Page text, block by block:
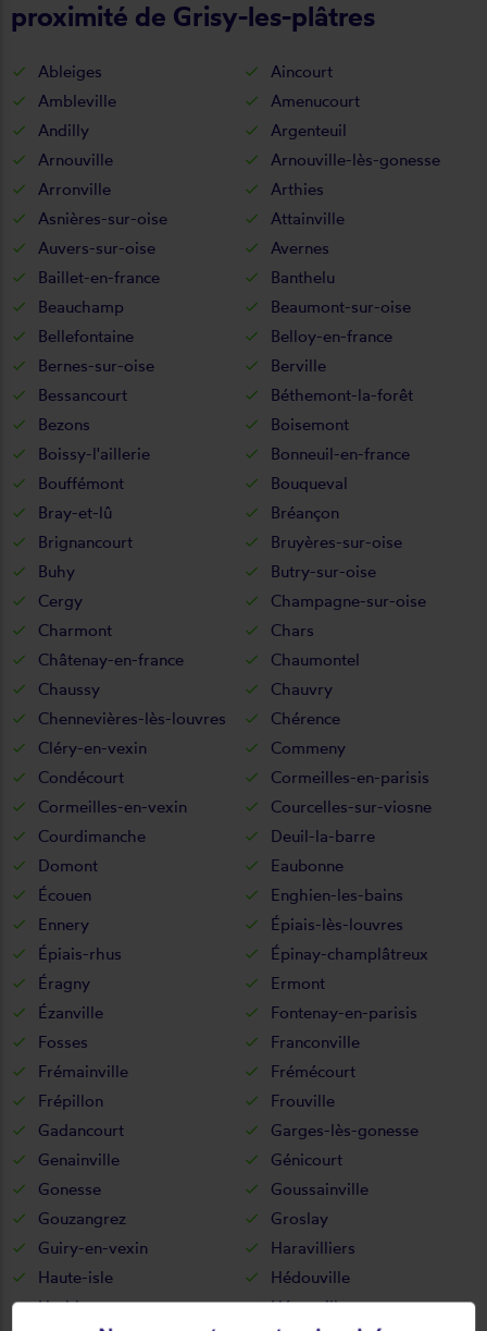
proximité de Grisy-les-plâtres
Ableiges
Aincourt
Ambleville
Amenucourt
Andilly
Argenteuil
Arnouville
Arnouville-lès-gonesse
Arronville
Arthies
Asnières-sur-oise
Attainville
Auvers-sur-oise
Avernes
Baillet-en-france
Banthelu
Beauchamp
Beaumont-sur-oise
Bellefontaine
Belloy-en-france
Bernes-sur-oise
Berville
Bessancourt
Béthemont-la-forêt
Bezons
Boisemont
Boissy-l'aillerie
Bonneuil-en-france
Bouffémont
Bouqueval
Bray-et-lû
Bréançon
Brignancourt
Bruyères-sur-oise
Buhy
Butry-sur-oise
Cergy
Champagne-sur-oise
Charmont
Chars
Châtenay-en-france
Chaumontel
Chaussy
Chauvry
Chennevières-lès-louvres
Chérence
Cléry-en-vexin
Commeny
Condécourt
Cormeilles-en-parisis
Cormeilles-en-vexin
Courcelles-sur-viosne
Courdimanche
Deuil-la-barre
Domont
Eaubonne
Écouen
Enghien-les-bains
Ennery
Épiais-lès-louvres
Épiais-rhus
Épinay-champlâtreux
Éragny
Ermont
Ézanville
Fontenay-en-parisis
Fosses
Franconville
Frémainville
Frémécourt
Frépillon
Frouville
Gadancourt
Garges-lès-gonesse
Genainville
Génicourt
Gonesse
Goussainville
Gouzangrez
Groslay
Guiry-en-vexin
Haravilliers
Haute-isle
Hédouville
Herblay
Hérouville